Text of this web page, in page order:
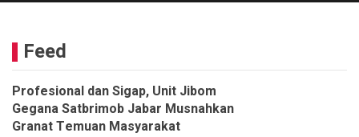
Feed
Profesional dan Sigap, Unit Jibom
Gegana Satbrimob Jabar Musnahkan
Granat Temuan Masyarakat